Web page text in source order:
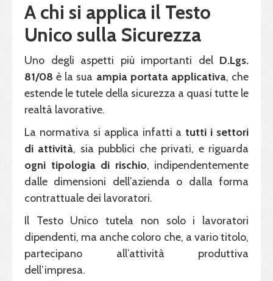
A chi si applica il Testo
Unico sulla Sicurezza
Uno degli aspetti più importanti del D.Lgs.
81/08 è la sua ampia portata applicativa, che
estende le tutele della sicurezza a quasi tutte le
realtà lavorative.
La normativa si applica infatti atutti i settori
di attività, sia pubblici che privati, e riguarda
ogni tipologia di rischio, indipendentemente
dalle dimensioni dell’azienda o dalla forma
contrattuale dei lavoratori.
Il Testo Unico tutela non solo i lavoratori
dipendenti, ma anche coloro che, a vario titolo,
partecipano all’attività produttiva
dell’impresa.